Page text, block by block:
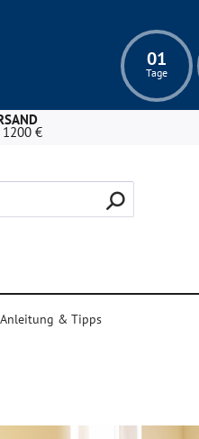
01
Tage
1200 €
& Tipps